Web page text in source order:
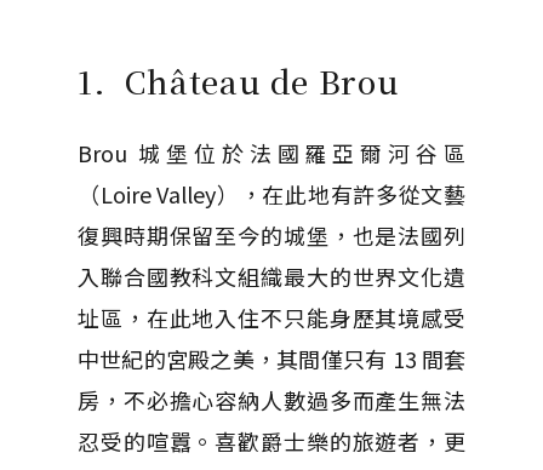
1. Château de Brou
Brou 城堡位於法國羅亞爾河谷區
（Loire Valley），在此地有許多從文藝
復興時期保留至今的城堡，也是法國列
入聯合國教科文組織最大的世界文化遺
址區，在此地入住不只能身歷其境感受
中世紀的宮殿之美，其間僅只有 13 間套
房，不必擔心容納人數過多而產生無法
忍受的喧囂。喜歡爵士樂的旅遊者，更